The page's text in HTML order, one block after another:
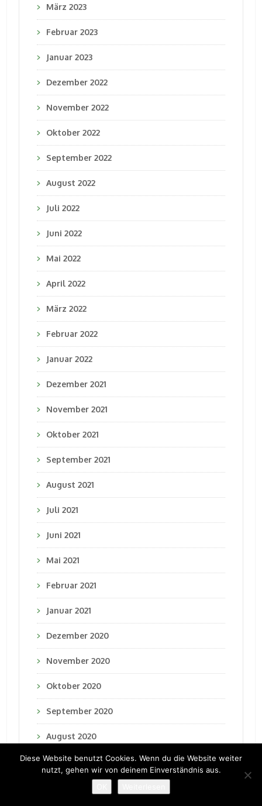
März 2023
Februar 2023
Januar 2023
Dezember 2022
November 2022
Oktober 2022
September 2022
August 2022
Juli 2022
Juni 2022
Mai 2022
April 2022
März 2022
Februar 2022
Januar 2022
Dezember 2021
November 2021
Oktober 2021
September 2021
August 2021
Juli 2021
Juni 2021
Mai 2021
Februar 2021
Januar 2021
Dezember 2020
November 2020
Oktober 2020
September 2020
August 2020
Juli 2020
Diese Website benutzt Cookies. Wenn du die Website weiter
nutzt, gehen wir von deinem Einverständnis aus.